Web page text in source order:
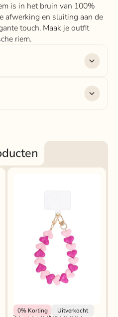
is in het bruin van 100%
afwerking en sluiting aan de
touch. Maak je outfit
riem.
TELEFOONKOORD
0%Korting Uitverkocht
Rokjeklokje